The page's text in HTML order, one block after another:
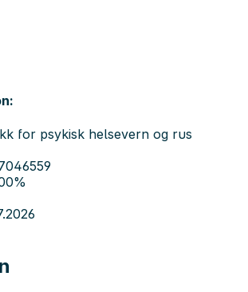
for psykisk helsevern og rus